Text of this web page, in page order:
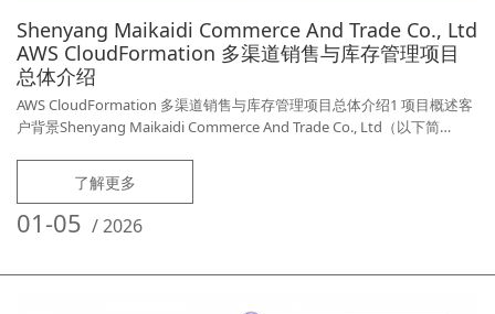
Shenyang Maikaidi Commerce And Trade Co., Ltd
AWS CloudFormation 多渠道销售与库存管理项目
总体介绍
AWS CloudFormation 多渠道销售与库存管理项目总体介绍1 项目概述客
户背景Shenyang Maikaidi Commerce And Trade Co., Ltd（以下简
超 8,000 个，日均订单 1.2 万单，峰值并发 3,000 TPS。原架构采用本
地 IDC 物理机 + 单体 ERP，
了解更多
01-05 /2026